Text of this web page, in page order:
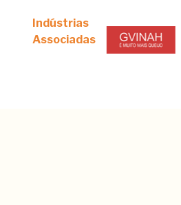
Indústrias
Associadas